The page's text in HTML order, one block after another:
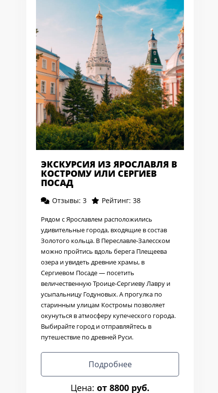
ЭКСКУРСИЯ ИЗ ЯРОСЛАВЛЯ В
КОСТРОМУ ИЛИ СЕРГИЕВ
ПОСАД
Отзывы: 3 Рейтинг: 38
Рядом с Ярославлем расположились
удивительные города, входящие в состав
Золотого кольца. В Переславле-Залесском
можно пройтись вдоль берега Плещеева
озера и увидеть древние храмы, в
Сергиевом Посаде — посетить
величественную Троице-Сергиеву Лавру и
усыпальницу Годуновых. А прогулка по
старинным улицам Костромы позволяет
окунуться в атмосферу купеческого города.
Выбирайте город и отправляйтесь в
путешествие по древней Руси.
Подробнее
Цена: от 8800 руб.